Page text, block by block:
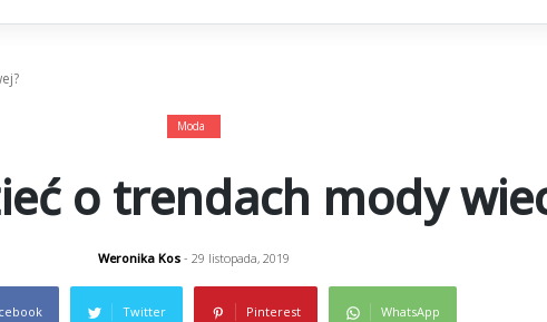
Moda
o trendach mody
Weronika Kos - 29 listopada, 2019
Twitter Pinterest WhatsApp